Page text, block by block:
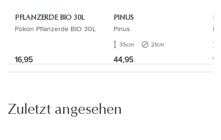
PFLANZERDE BIO 30L
Pokon Pflanzerde BIO 30L
16,95
PINUS
Pinus
35cm 21cm
44,95
Zuletzt angesehen